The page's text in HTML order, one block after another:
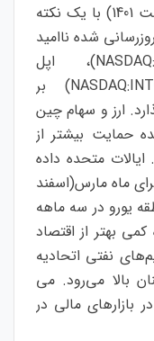
سهام قرار است در ماه آوریل(اردیبهشت 1401) با یک نکته
شده ناامید
کننده از آمازون (NASDAQ:AMZN)، اپل
(NASDAQ:AAPL) و اینتل (NASDAQ:INTC) بر
ارز و سهام چین
حمایت بیشتر از
متحده داده
ماه مارس(اسفند
یورو در سه ماهه
بهتر از اقتصاد
نفتی اتحادیه
بالا می‌رود. می
بازارهای مالی در